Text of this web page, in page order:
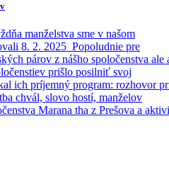
manželstva sme v našom
8. 2. 2025 Popoludnie pre
párov z nášho spoločenstva ale
prišlo posilniť svoj
ich príjemný program: rozhovor
chvál, slovo hostí, manželov
Marana tha z Prešova a